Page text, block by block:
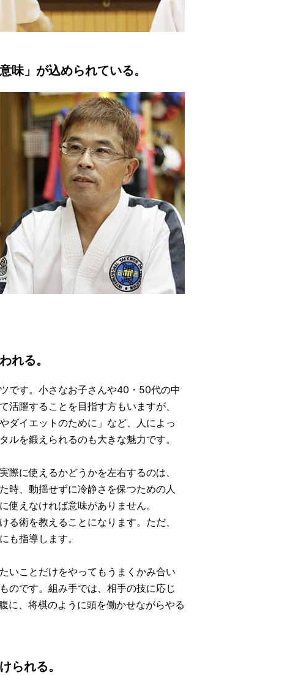
味」が込められている。
れる。
です。小さなお子さんや40・50代の中
躍することを目指す方もいますが、
ダイエットのために」など、人によっ
を鍛えられるのも大きな魅力です。
に使えるかどうかを左右するのは、
時、動揺せずに冷静さを保つための人
使えなければ意味がありません。
術を教えることになります。ただ、
も指導します。
いことだけをやってもうまくかみ合い
のです。組み手では、相手の技に応じ
に、将棋のように頭を働かせながらやる
られる。